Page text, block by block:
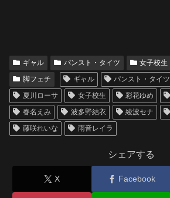
ギャル パンスト・タイツ 女子校生
脚フェチ
ギャル パンスト・タイツ
夏川ローサ
女子校生 彩花ゆめ
春名えみ
波多野結衣 綾波セナ
藤咲れいな
雨音レイラ
シェアする
X Facebook